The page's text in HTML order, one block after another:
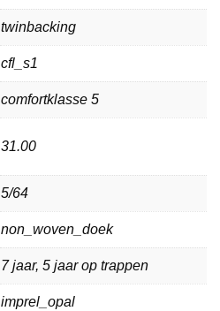
twinbacking
cfl_s1
comfortklasse 5
31.00
5/64
non_woven_doek
7 jaar, 5 jaar op trappen
imprel_opal